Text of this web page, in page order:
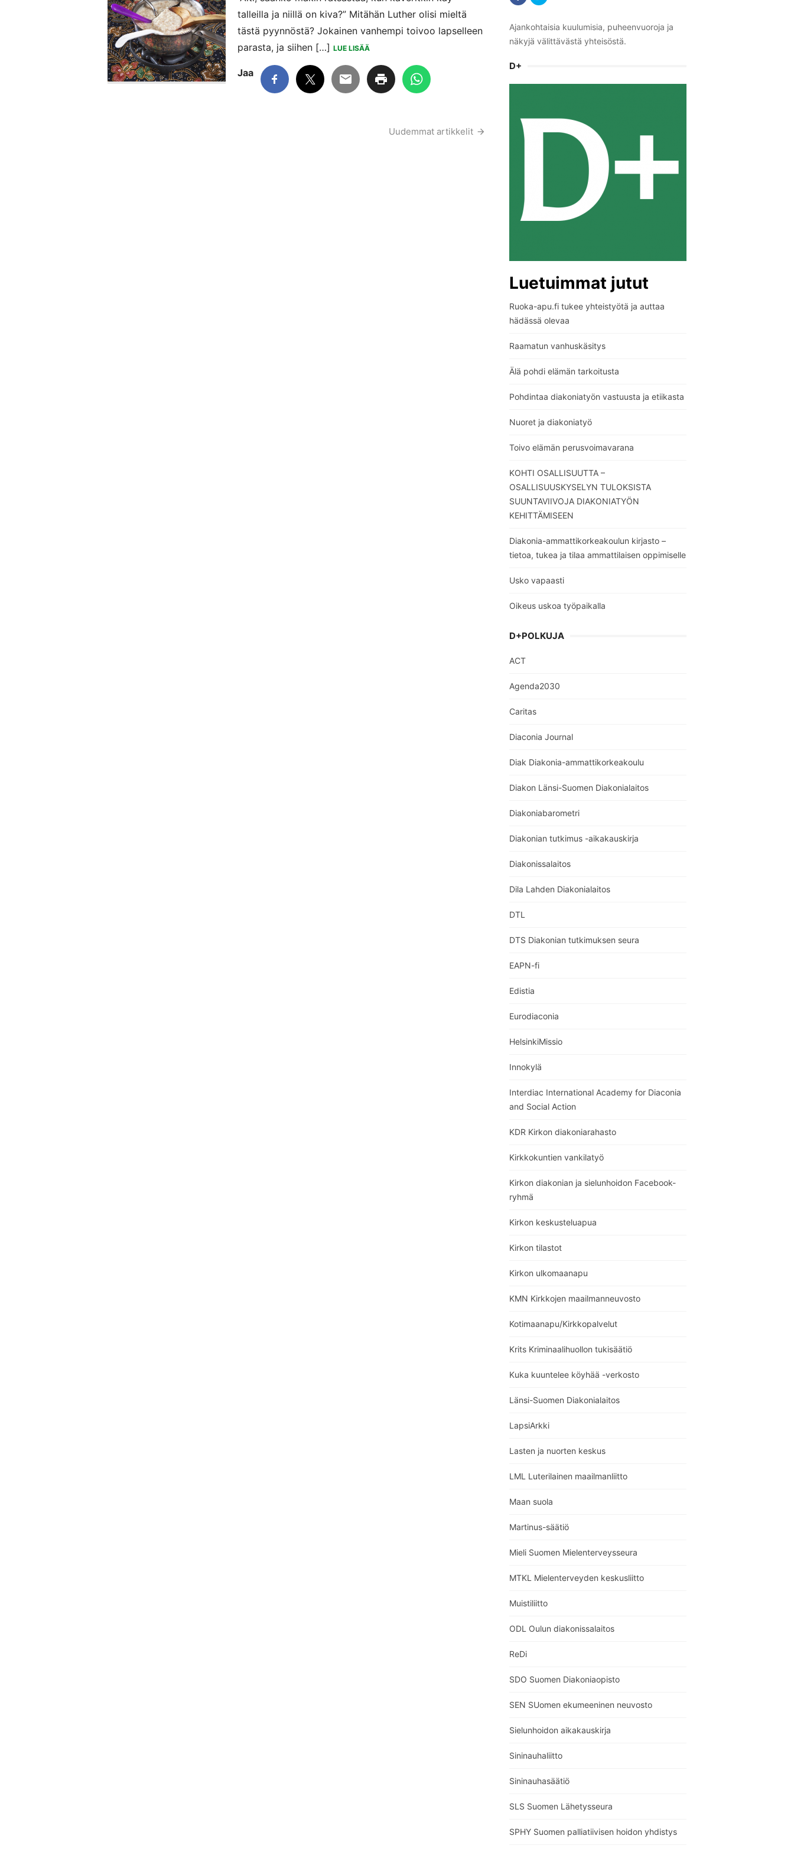
talleilla ja niillä on kiva?” Mitähän Luther olisi mieltä
tästä pyynnöstä? Jokainen vanhempi toivoo lapselleen
parasta, ja siihen […] LUE LISÄÄ
Jaa
Uudemmat artikkelit
Ajankohtaisia kuulumisia, puheenvuoroja ja
näkyjä välittävästä yhteisöstä.
D+
Luetuimmat jutut
Ruoka-apu.fi tukee yhteistyötä ja auttaa
hädässä olevaa
Raamatun vanhuskäsitys
Älä pohdi elämän tarkoitusta
Pohdintaa diakoniatyön vastuusta ja etiikasta
Nuoret ja diakoniatyö
Toivo elämän perusvoimavarana
KOHTI OSALLISUUTTA –
OSALLISUUSKYSELYN TULOKSISTA
SUUNTAVIIVOJA DIAKONIATYÖN
KEHITTÄMISEEN
Diakonia-ammattikorkeakoulun kirjasto –
tietoa, tukea ja tilaa ammattilaisen oppimiselle
Usko vapaasti
Oikeus uskoa työpaikalla
D+POLKUJA
ACT
Agenda2030
Caritas
Diaconia Journal
Diak Diakonia-ammattikorkeakoulu
Diakon Länsi-Suomen Diakonialaitos
Diakoniabarometri
Diakonian tutkimus -aikakauskirja
Diakonissalaitos
Dila Lahden Diakonialaitos
DTL
DTS Diakonian tutkimuksen seura
EAPN-fi
Edistia
Eurodiaconia
HelsinkiMissio
Innokylä
Interdiac International Academy for Diaconia
and Social Action
KDR Kirkon diakoniarahasto
Kirkkokuntien vankilatyö
Kirkon diakonian ja sielunhoidon Facebook-
ryhmä
Kirkon keskusteluapua
Kirkon tilastot
Kirkon ulkomaanapu
KMN Kirkkojen maailmanneuvosto
Kotimaanapu/Kirkkopalvelut
Krits Kriminaalihuollon tukisäätiö
Kuka kuuntelee köyhää -verkosto
Länsi-Suomen Diakonialaitos
LapsiArkki
Lasten ja nuorten keskus
LML Luterilainen maailmanliitto
Maan suola
Martinus-säätiö
Mieli Suomen Mielenterveysseura
MTKL Mielenterveyden keskusliitto
Muistiliitto
ODL Oulun diakonissalaitos
ReDi
SDO Suomen Diakoniaopisto
SEN SUomen ekumeeninen neuvosto
Sielunhoidon aikakauskirja
Sininauhaliitto
Sininauhasäätiö
SLS Suomen Lähetysseura
SPHY Suomen palliatiivisen hoidon yhdistys